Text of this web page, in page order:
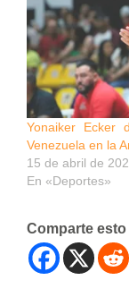
Yonaiker Ecker
Venezuela en la
15 de abril de
En «Deportes»
Comparte esto